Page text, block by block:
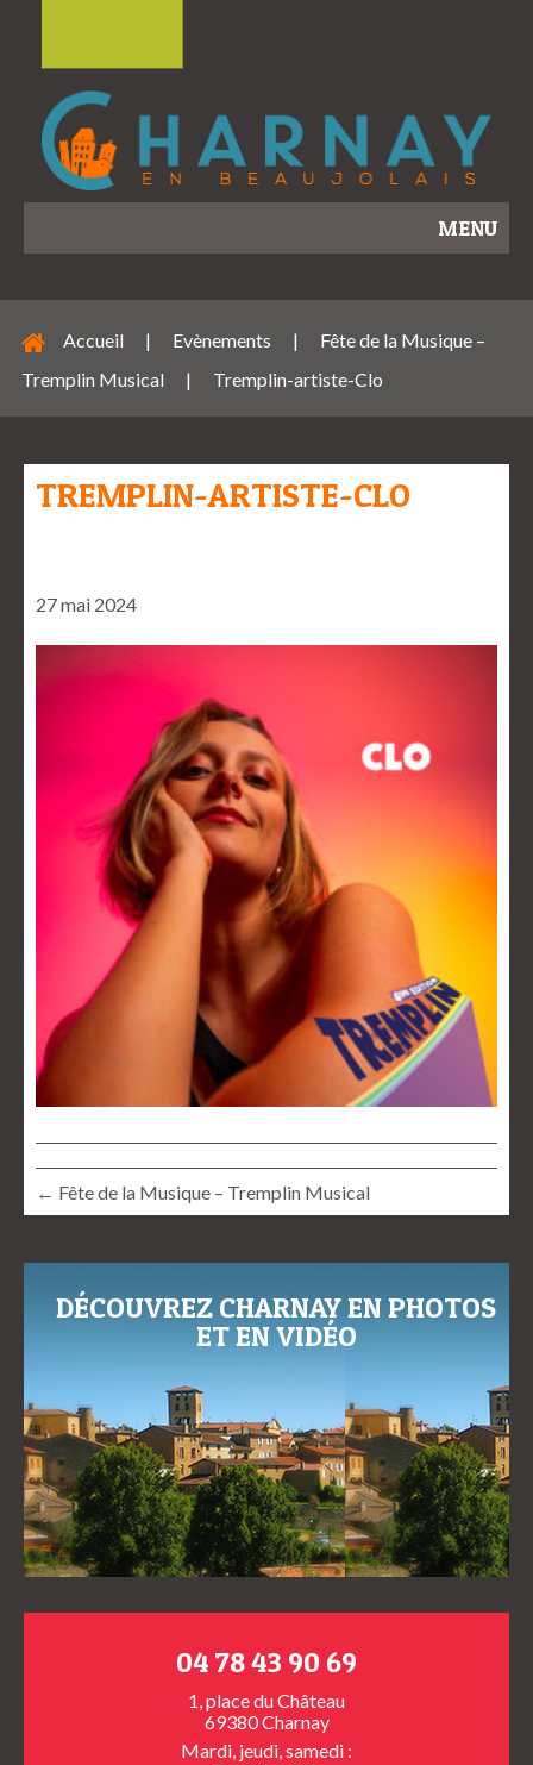
MENU
Accueil | Evènements |
Fête de la Musique –
Tremplin Musical
| Tremplin-artiste-Clo
TREMPLIN-ARTISTE-CLO
27 mai 2024
← Fête de la Musique – Tremplin Musical
DÉCOUVREZ CHARNAY EN PHOTOS
ET EN VIDÉO
04 78 43 90 69
1, place du Château
69380 Charnay
Mardi, jeudi, samedi :